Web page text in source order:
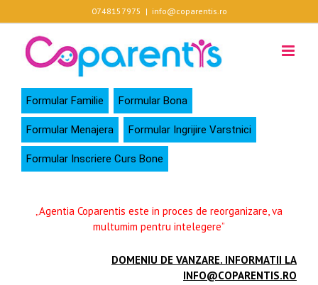
to
content
0748157975 | info@coparentis.ro
Formular Familie Formular Bona
Formular Menajera Formular Ingrijire Varstnici
Formular Inscriere Curs Bone
„Agentia Coparentis este in proces de reorganizare, va
multumim pentru intelegere”
DOMENIU DE VANZARE. INFORMATII LA
INFO@COPARENTIS.RO